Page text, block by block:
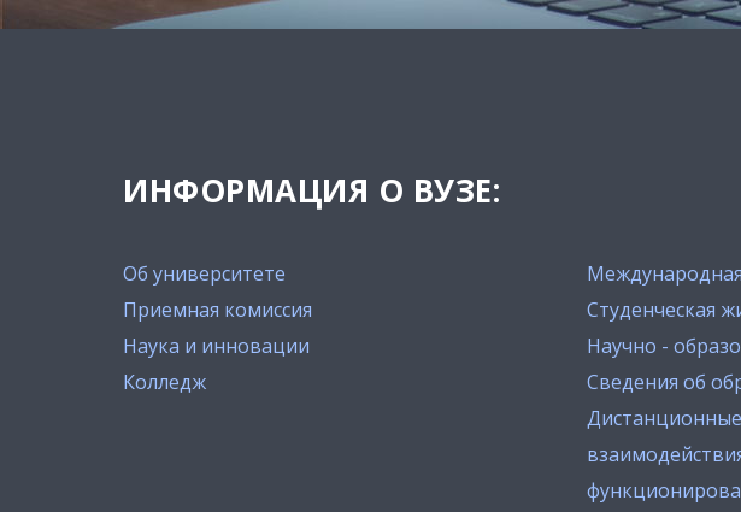
ИНФОРМАЦИЯ О ВУЗЕ:
Об университете
Приемная комиссия
Наука и инновации
Колледж
Студенческая
Научно -
Сведения об